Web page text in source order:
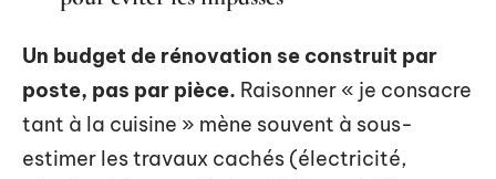
Un budget de rénovation se construit par
poste, pas par pièce. Raisonner « je consacre
tant à la cuisine » mène souvent à sous-
estimer les travaux cachés (électricité,